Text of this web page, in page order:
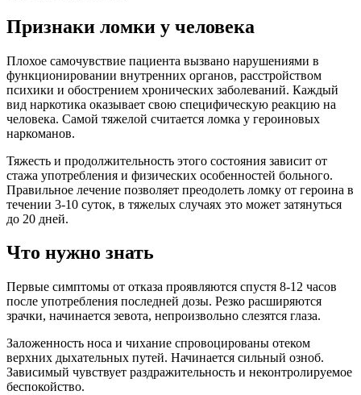
Признаки ломки у человека
Плохое самочувствие пациента вызвано нарушениями в
функционировании внутренних органов, расстройством
психики и обострением хронических заболеваний. Каждый
вид наркотика оказывает свою специфическую реакцию на
человека. Самой тяжелой считается ломка у героиновых
наркоманов.
Тяжесть и продолжительность этого состояния зависит от
стажа употребления и физических особенностей больного.
Правильное лечение позволяет преодолеть ломку от героина в
течении 3-10 суток, в тяжелых случаях это может затянуться
до 20 дней.
Что нужно знать
Первые симптомы от отказа проявляются спустя 8-12 часов
после употребления последней дозы. Резко расширяются
зрачки, начинается зевота, непроизвольно слезятся глаза.
Заложенность носа и чихание спровоцированы отеком
верхних дыхательных путей. Начинается сильный озноб.
Зависимый чувствует раздражительность и неконтролируемое
беспокойство.